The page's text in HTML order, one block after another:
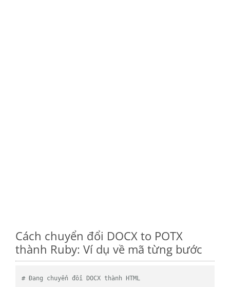
Cách chuyển đổi DOCX to POTX
thành Ruby: Ví dụ về mã từng bước
# Đang chuyển đổi DOCX thành HTML